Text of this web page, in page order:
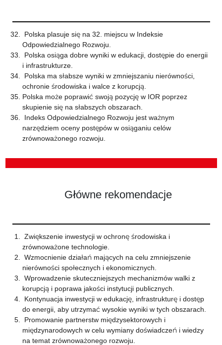
Polska plasuje się na 32. miejscu w Indeksie
Odpowiedzialnego Rozwoju.
Polska osiąga dobre wyniki w edukacji, dostępie do energii
i infrastrukturze.
Polska ma słabsze wyniki w zmniejszaniu nierówności,
ochronie środowiska i walce z korupcją.
Polska może poprawić swoją pozycję w IOR poprzez
skupienie się na słabszych obszarach.
Indeks Odpowiedzialnego Rozwoju jest ważnym
narzędziem oceny postępów w osiąganiu celów
zrównoważonego rozwoju.
Główne rekomendacje
Zwiększenie inwestycji w ochronę środowiska i
zrównoważone technologie.
Wzmocnienie działań mających na celu zmniejszenie
nierówności społecznych i ekonomicznych.
Wprowadzenie skuteczniejszych mechanizmów walki z
korupcją i poprawa jakości instytucji publicznych.
Kontynuacja inwestycji w edukację, infrastrukturę i dostęp
do energii, aby utrzymać wysokie wyniki w tych obszarach.
Promowanie partnerstw międzysektorowych i
międzynarodowych w celu wymiany doświadczeń i wiedzy
na temat zrównoważonego rozwoju.